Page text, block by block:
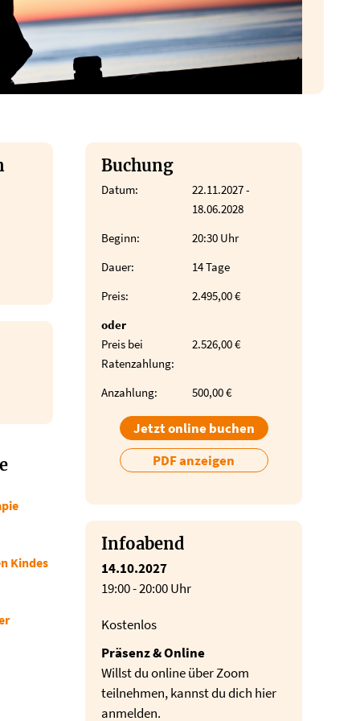
Kindes
Buchung
Datum:
22.11.2027 -
18.06.2028
Beginn:
20:30 Uhr
Dauer:
14 Tage
Preis:
2.495,00 €
oder
Preis bei
Ratenzahlung:
2.526,00 €
Anzahlung: 500,00 €
Jetzt online buchen
PDF anzeigen
Infoabend
14.10.2027
19:00 - 20:00 Uhr
Kostenlos
Präsenz & Online
Willst du online über Zoom
teilnehmen, kannst du dich hier
anmelden.